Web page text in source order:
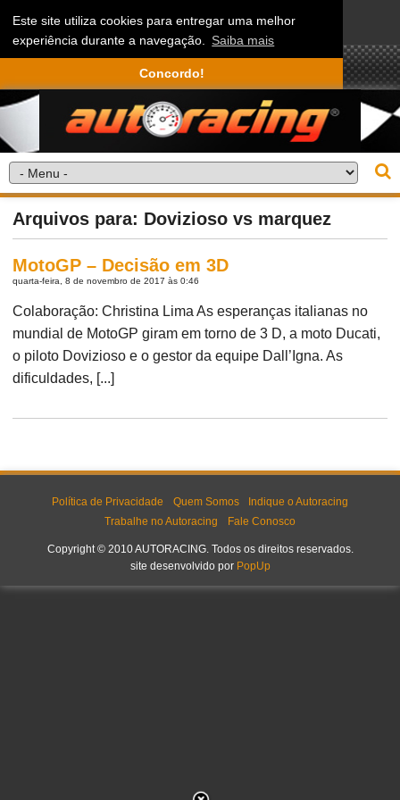
Este site utiliza cookies para entregar uma melhor
experiência durante a navegação. Saiba mais
Concordo!
Arquivos para: Dovizioso vs marquez
MotoGP – Decisão em 3D
quarta-feira, 8 de novembro de 2017 às 0:46
Colaboração: Christina Lima As esperanças italianas no
mundial de MotoGP giram em torno de 3 D, a moto Ducati,
o piloto Dovizioso e o gestor da equipe Dall’Igna. As
dificuldades, [...]
Política de Privacidade Quem Somos
Indique o Autoracing
Trabalhe no Autoracing
Fale Conosco
Copyright © 2010 AUTORACING. Todos os direitos reservados.
site desenvolvido por PopUp